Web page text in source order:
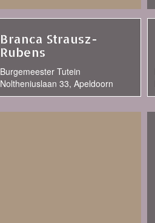
Branca Strausz-
Rubens
Burgemeester Tutein
Noltheniuslaan 33, Apeldoorn